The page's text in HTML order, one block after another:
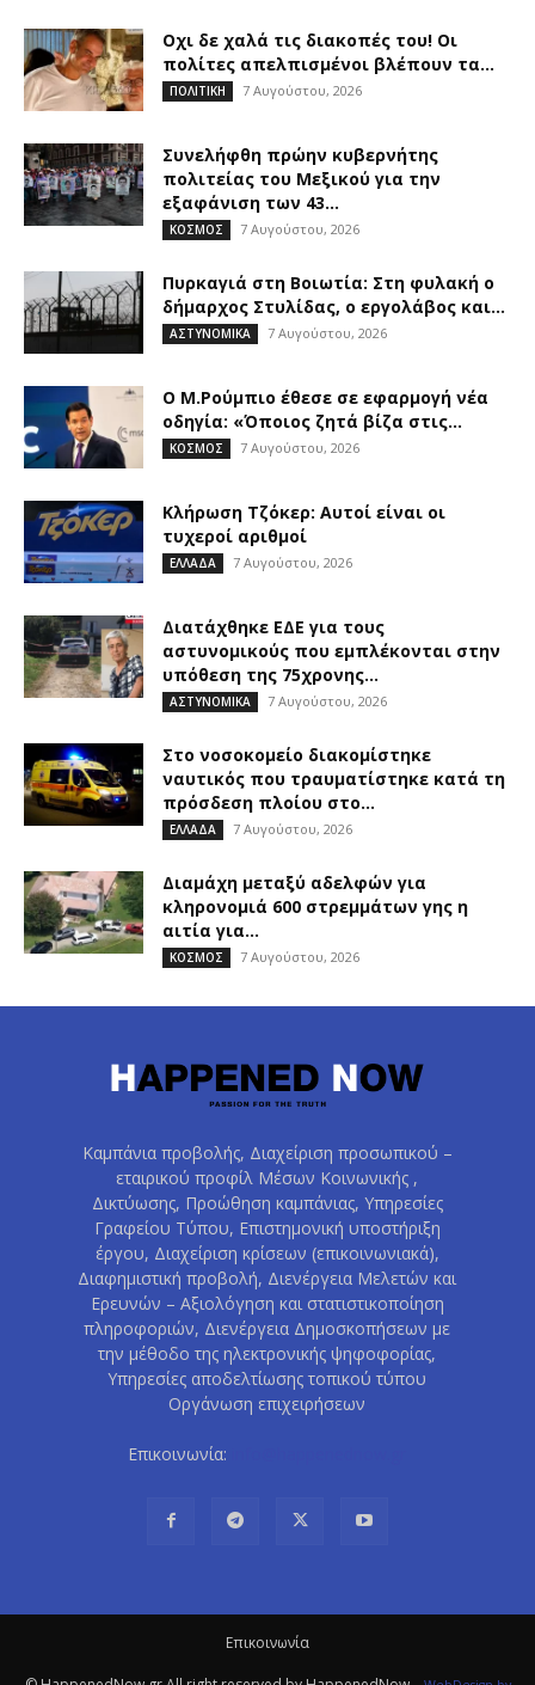
Οχι δε χαλά τις διακοπές του! Οι
πολίτες απελπισμένοι βλέπουν τα...
ΠΟΛΙΤΙΚΗ 7 Αυγούστου, 2026
Συνελήφθη πρώην κυβερνήτης
πολιτείας του Μεξικού για την
εξαφάνιση των 43...
ΚΟΣΜΟΣ 7 Αυγούστου, 2026
Πυρκαγιά στη Βοιωτία: Στη φυλακή ο
δήμαρχος Στυλίδας, ο εργολάβος και...
ΑΣΤΥΝΟΜΙΚΑ 7 Αυγούστου, 2026
Ο Μ.Ρούμπιο έθεσε σε εφαρμογή νέα
οδηγία: «Όποιος ζητά βίζα στις...
ΚΟΣΜΟΣ 7 Αυγούστου, 2026
Κλήρωση Τζόκερ: Αυτοί είναι οι
τυχεροί αριθμοί
ΕΛΛΑΔΑ 7 Αυγούστου, 2026
Διατάχθηκε ΕΔΕ για τους
αστυνομικούς που εμπλέκονται στην
υπόθεση της 75χρονης...
ΑΣΤΥΝΟΜΙΚΑ 7 Αυγούστου, 2026
Στο νοσοκομείο διακομίστηκε
ναυτικός που τραυματίστηκε κατά τη
πρόσδεση πλοίου στο...
ΕΛΛΑΔΑ 7 Αυγούστου, 2026
Διαμάχη μεταξύ αδελφών για
κληρονομιά 600 στρεμμάτων γης η
αιτία για...
ΚΟΣΜΟΣ 7 Αυγούστου, 2026
Καμπάνια προβολής, Διαχείριση προσωπικού –
εταιρικού προφίλ Μέσων Κοινωνικής ,
Δικτύωσης, Προώθηση καμπάνιας, Υπηρεσίες
Γραφείου Τύπου, Επιστημονική υποστήριξη
έργου, Διαχείριση κρίσεων (επικοινωνιακά),
Διαφημιστική προβολή, Διενέργεια Μελετών και
Ερευνών – Αξιολόγηση και στατιστικοποίηση
πληροφοριών, Διενέργεια Δημοσκοπήσεων με
την μέθοδο της ηλεκτρονικής ψηφοφορίας,
Υπηρεσίες αποδελτίωσης τοπικού τύπου
Οργάνωση επιχειρήσεων
Επικοινωνία:
Eπικοινωνία